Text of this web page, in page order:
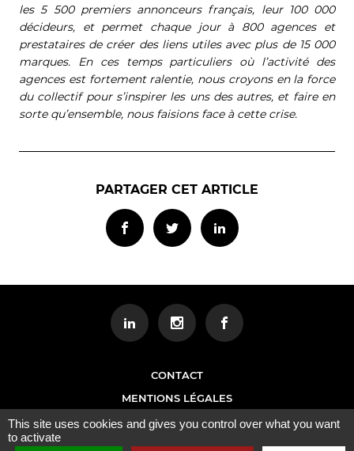
les 5 500 premiers annonceurs français, leur 100 000
décideurs, et permet chaque jour à 800 agences et
prestataires de créer des liens utiles avec plus de 15 000
marques. En ces temps particuliers où l’activité des
agences est fortement ralentie, nous croyons en la force
du collectif pour s’inspirer les uns des autres, et faire en
sorte qu’ensemble, nous faisions face à cette crise.
PARTAGER CET ARTICLE
CONTACT
MENTIONS LÉGALES
This site uses cookies and gives you control over what you want
to activate